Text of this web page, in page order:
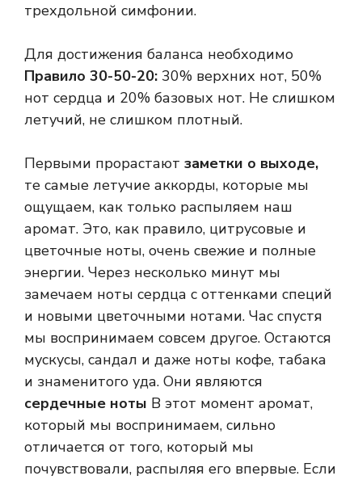
трехдольной симфонии.
Для достижения баланса необходимо
Правило 30-50-20: 30% верхних нот, 50%
нот сердца и 20% базовых нот. Не слишком
летучий, не слишком плотный.
Первыми прорастают заметки о выходе,
те самые летучие аккорды, которые мы
ощущаем, как только распыляем наш
аромат. Это, как правило, цитрусовые и
цветочные ноты, очень свежие и полные
энергии. Через несколько минут мы
замечаем ноты сердца с оттенками специй
и новыми цветочными нотами. Час спустя
мы воспринимаем совсем другое. Остаются
мускусы, сандал и даже ноты кофе, табака
и знаменитого уда. Они являются
сердечные ноты В этот момент аромат,
который мы воспринимаем, сильно
отличается от того, который мы
почувствовали, распыляя его впервые. Если